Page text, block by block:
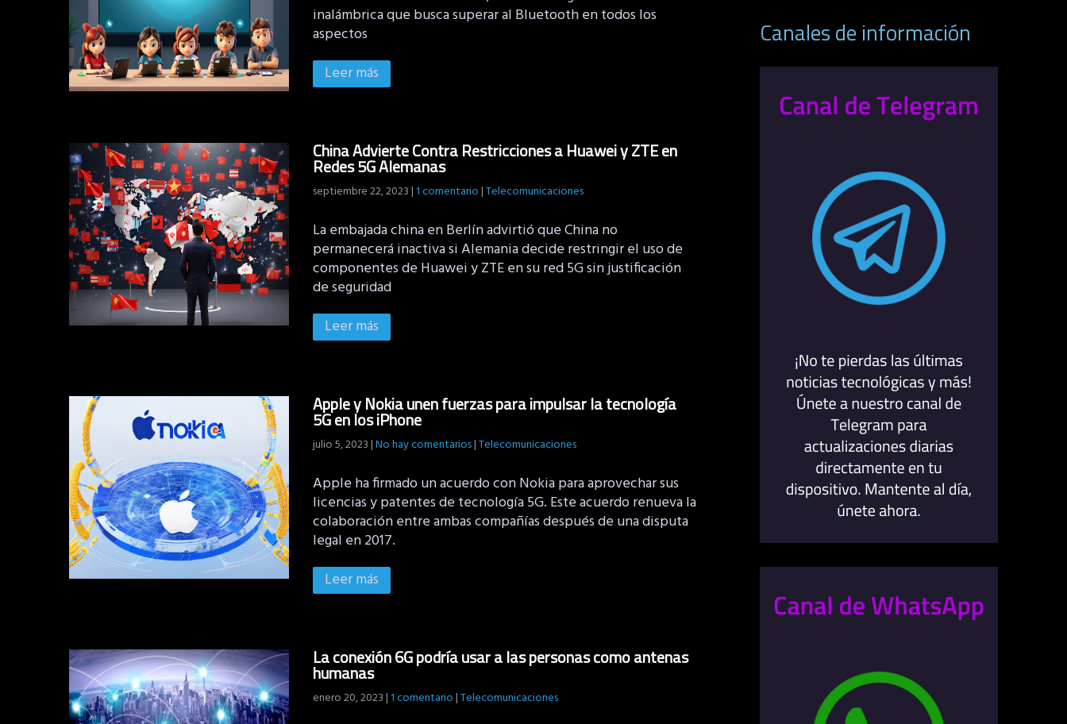
inalámbrica que busca superar al Bluetooth en todos los
aspectos
Leer más
China Advierte Contra Restricciones a Huawei y ZTE en
Redes 5G Alemanas
septiembre 22, 2023|1 comentario|Telecomunicaciones
La embajada china en Berlín advirtió que China no
permanecerá inactiva si Alemania decide restringir el uso de
componentes de Huawei y ZTE en su red 5G sin justificación
de seguridad
Leer más
Apple y Nokia unen fuerzas para impulsar la tecnología
5G en los iPhone
julio 5, 2023|No hay comentarios|Telecomunicaciones
Apple ha firmado un acuerdo con Nokia para aprovechar sus
licencias y patentes de tecnología 5G. Este acuerdo renueva la
colaboración entre ambas compañías después de una disputa
legal en 2017.
Leer más
La conexión 6G podría usar a las personas como antenas
humanas
enero 20, 2023|1 comentario|Telecomunicaciones
Canales de información